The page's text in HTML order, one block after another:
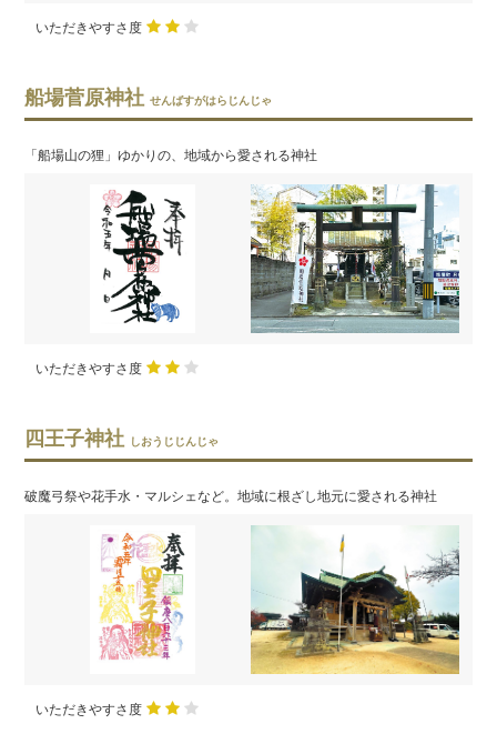
いただきやすさ度
船場菅原神社せんばすがはらじんじゃ
「船場山の狸」ゆかりの、地域から愛される神社
いただきやすさ度
四王子神社 しおうじじんじゃ
破魔弓祭や花手水・マルシェなど。地域に根ざし地元に愛される神社
いただきやすさ度